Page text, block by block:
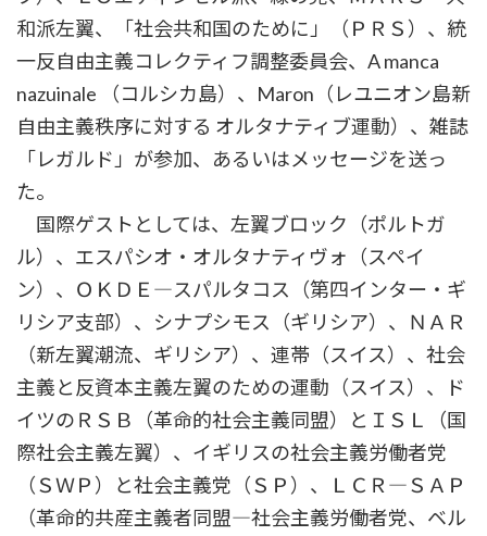
和派左翼、「社会共和国のために」（ＰＲＳ）、統
一反自由主義コレクティフ調整委員会、A manca
nazuinale （コルシカ島）、Maron（レユニオン島新
自由主義秩序に対する オルタナティブ運動）、雑誌
「レガルド」が参加、あるいはメッセージを送っ
た。
国際ゲストとしては、左翼ブロック（ポルトガ
ル）、エスパシオ・オルタナティヴォ（スペイ
ン）、ＯＫＤＥ―スパルタコス（第四インター・ギ
リシア支部）、シナプシモス（ギリシア）、ＮＡＲ
（新左翼潮流、ギリシア）、連帯（スイス）、社会
主義と反資本主義左翼のための運動（スイス）、ド
イツのＲＳＢ（革命的社会主義同盟）とＩＳＬ（国
際社会主義左翼）、イギリスの社会主義労働者党
（ＳＷＰ）と社会主義党（ＳＰ）、ＬＣＲ―ＳＡＰ
（革命的共産主義者同盟―社会主義労働者党、ベル